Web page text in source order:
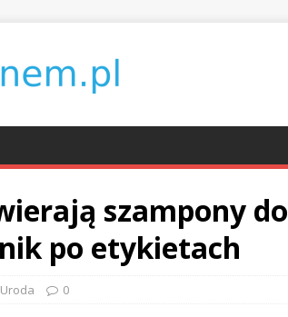
szampony do
po etykietach
Uroda 0